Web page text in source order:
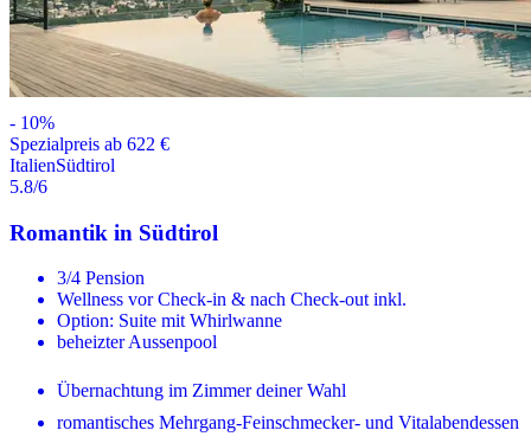
- 10%
Spezialpreis ab 622 €
ItalienSüdtirol
5.8/6
Romantik in Südtirol
3/4 Pension
Wellness vor Check-in & nach Check-out inkl.
Option: Suite mit Whirlwanne
beheizter Aussenpool
Übernachtung im Zimmer deiner Wahl
romantisches Mehrgang-Feinschmecker- und Vitalabendessen